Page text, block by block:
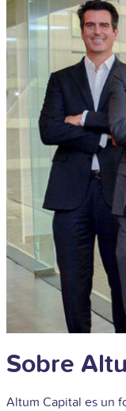
Sobre
Altum Capital es un